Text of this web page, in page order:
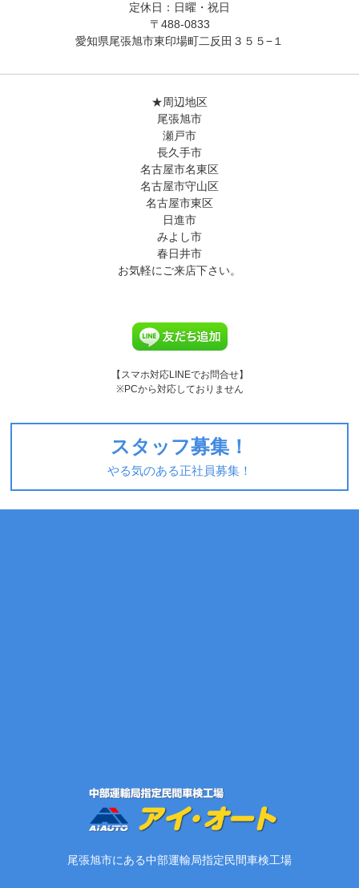
定休日：日曜・祝日
〒488-0833
愛知県尾張旭市東印場町二反田３５５−１
★周辺地区
尾張旭市
瀬戸市
長久手市
名古屋市名東区
名古屋市守山区
名古屋市東区
日進市
みよし市
春日井市
お気軽にご来店下さい。
【スマホ対応LINEでお問合せ】
※PCから対応しておりません
スタッフ募集！
やる気のある正社員募集！
尾張旭市にある中部運輸局指定民間車検工場